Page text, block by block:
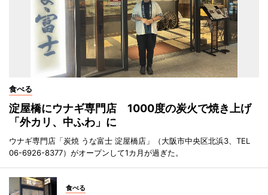
食べる
淀屋橋にウナギ専門店 1000度の炭火で焼き上げ
「外カリ、中ふわ」に
ウナギ専門店「炭焼 うな富士 淀屋橋店」（大阪市中央区北浜3、TEL
06-6926-8377）がオープンして1カ月が過ぎた。
食べる